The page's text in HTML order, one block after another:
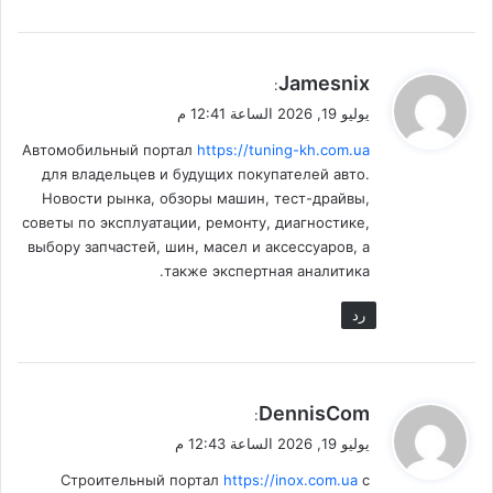
ي
ل
Jamesnix
:
يوليو 19, 2026 الساعة 12:41 م
Автомобильный портал https://tuning-kh.com.ua
для владельцев и будущих покупателей авто.
Новости рынка, обзоры машин, тест-драйвы,
советы по эксплуатации, ремонту, диагностике,
выбору запчастей, шин, масел и аксессуаров, а
также экспертная аналитика.
رد
ي
ل
DennisCom
:
يوليو 19, 2026 الساعة 12:43 م
Строительный портал https://inox.com.ua с